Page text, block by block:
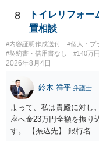
8
トイレリフォ
置相談
#内容証明作成送付 #個人・プ
#契約書・借用書なし
#140万
2026年8月4日
鈴木 祥平 弁護士
よって、私は貴殿に対し
座へ金23万円全額を振り
す。 【振込先】 銀行